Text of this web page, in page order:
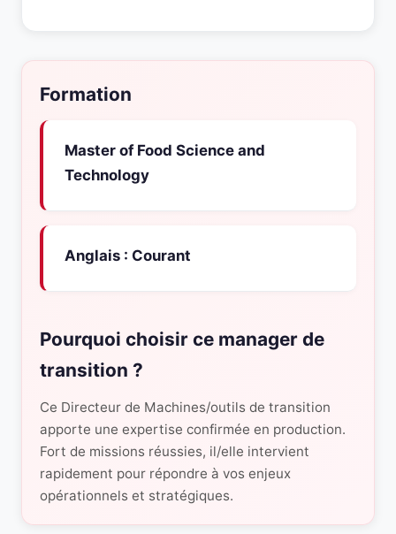
Formation
Master of Food Science and
Technology
Anglais : Courant
Pourquoi choisir ce manager de
transition ?
Ce Directeur de Machines/outils de transition
apporte une expertise confirmée en production.
Fort de missions réussies, il/elle intervient
rapidement pour répondre à vos enjeux
opérationnels et stratégiques.